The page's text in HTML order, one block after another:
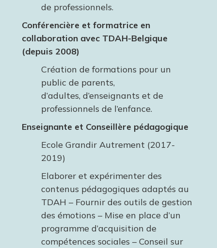
de professionnels.
Conférencière et formatrice en
collaboration avec TDAH-Belgique
(depuis 2008)
Création de formations pour un
public de parents,
d’adultes, d’enseignants et de
professionnels de l’enfance.
Enseignante et Conseillère pédagogique
Ecole Grandir Autrement (2017-
2019)
Elaborer et expérimenter des
contenus pédagogiques adaptés au
TDAH – Fournir des outils de gestion
des émotions – Mise en place d’un
programme d’acquisition de
compétences sociales – Conseil sur